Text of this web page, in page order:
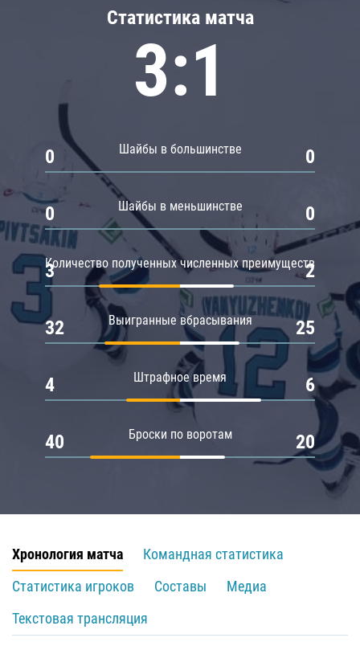
Статистика матча
3:1
Шайбы в большинстве
0 0
Шайбы в меньшинстве
0 0
Количество полученных численных преимуществ
3 2
Выигранные вбрасывания
32 25
Штрафное время
4 6
Броски по воротам
40 20
Хронология матча
Командная статистика
Статистика игроков
Составы
Медиа
Текстовая трансляция